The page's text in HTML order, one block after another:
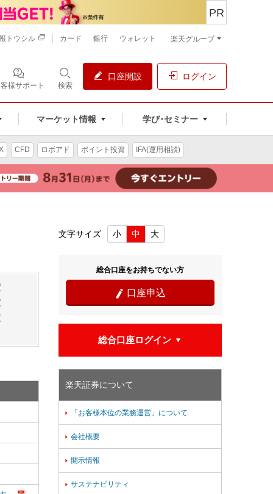
様サポート 検索
口座開設 ログイン
マーケット情報 学び･セミナー
PR
トウシル カード 銀行 ウォレット 楽天グループ
CFD ロボアド ポイント投資 IFA(運用相談)
文字サイズ 小 中 大
総合口座をお持ちでない方
 口座申込
総合口座ログイン
楽天証券について
 「お客様本位の業務運営」について
 会社概要
 開示情報
 サステナビリティ